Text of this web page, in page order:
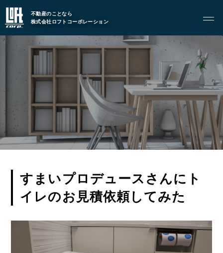
不動産のことなら
株式会社ロフトコーポレーション
GARAGE APART
G CRAFT
ABOUT 私たちについて
- 会社概要
- スタッフ紹介
FOOD 飲食部門
- ル・カフェニシハラ
- 四季即贅喰
すまいプロデュースさんにト
イレのお見積依頼してみた